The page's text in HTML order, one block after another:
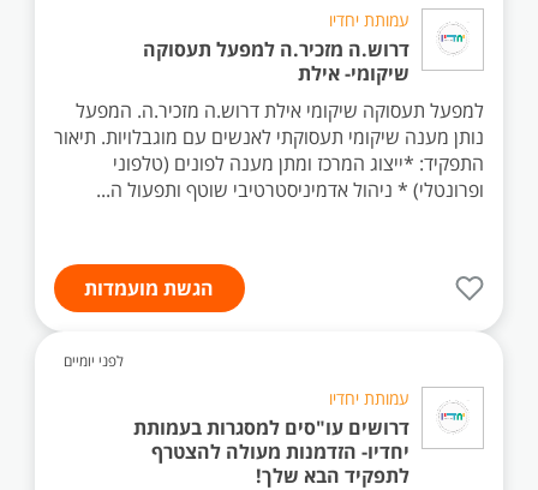
עמותת יחדיו
דרוש.ה מזכיר.ה למפעל תעסוקה
שיקומי- אילת
למפעל תעסוקה שיקומי אילת דרוש.ה מזכיר.ה. המפעל
נותן מענה שיקומי תעסוקתי לאנשים עם מוגבלויות. תיאור
התפקיד: *ייצוג המרכז ומתן מענה לפונים (טלפוני
ופרונטלי) * ניהול אדמיניסטרטיבי שוטף ותפעול ה...
הגשת מועמדות
לפני יומיים
עמותת יחדיו
דרושים עו"סים למסגרות בעמותת
יחדיו- הזדמנות מעולה להצטרף
לתפקיד הבא שלך!